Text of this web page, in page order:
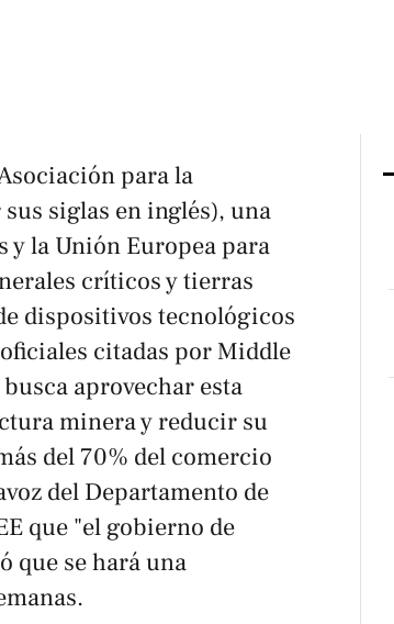
para la
siglas en inglés), una
la Unión Europea para
críticos y tierras
dispositivos tecnológicos
citadas porMiddle
aprovechar esta
minera y reducir su
del 70% del comercio
del Departamento de
que "el gobierno de
que se hará una